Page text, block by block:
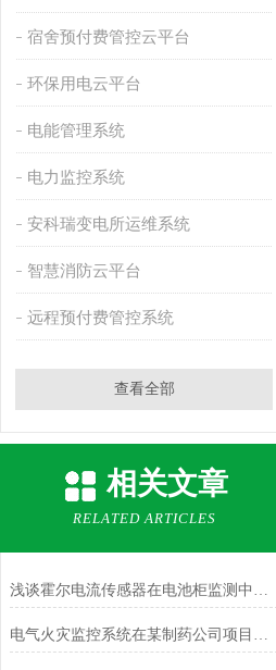
宿舍预付费管控云平台
环保用电云平台
电能管理系统
电力监控系统
安科瑞变电所运维系统
智慧消防云平台
远程预付费管控系统
查看全部
相关文章
RELATED ARTICLES
浅谈霍尔电流传感器在电池柜监测中的应用
电气火灾监控系统在某制药公司项目的应用